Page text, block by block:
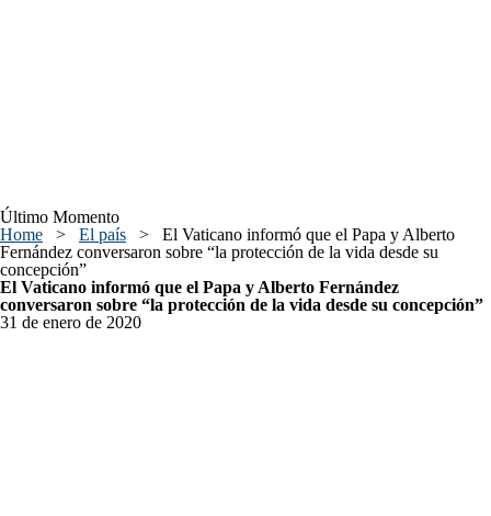
Último Momento
Home > El país > El Vaticano informó que el Papa y Alberto
Fernández conversaron sobre “la protección de la vida desde su
concepción”
El Vaticano informó que el Papa y Alberto Fernández
conversaron sobre “la protección de la vida desde su concepción”
31 de enero de 2020